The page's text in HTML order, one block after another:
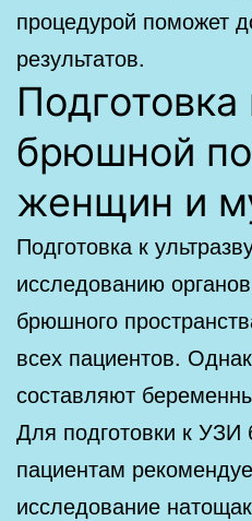
процедурой поможет
результатов.
брюшной
женщин и
Подготовка к
исследованию
брюшного
всех пациентов.
составляют
Для подготовки к
пациентам
исследование